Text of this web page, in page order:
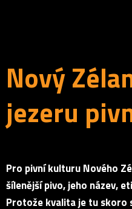
Nový
jezeru
Pro pivní kulturu Nového
šílenější pivo, jeho název,
Protože kvalita je tu skoro